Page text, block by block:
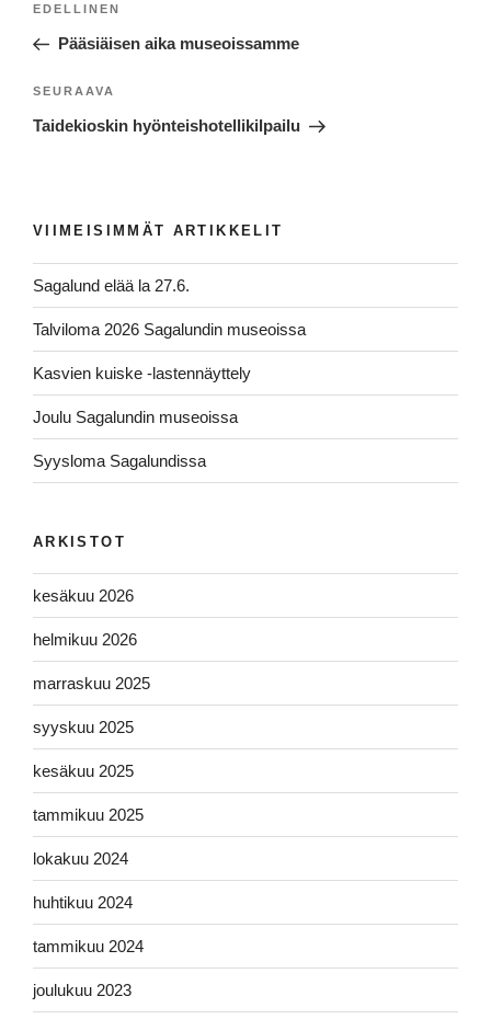
Edellinen
artikkeli
EDELLINEN
Pääsiäisen aika museoissamme
Seuraava
artikkeli
SEURAAVA
Taidekioskin hyönteishotellikilpailu
VIIMEISIMMÄT ARTIKKELIT
Sagalund elää la 27.6.
Talviloma 2026 Sagalundin museoissa
Kasvien kuiske -lastennäyttely
Joulu Sagalundin museoissa
Syysloma Sagalundissa
ARKISTOT
kesäkuu 2026
helmikuu 2026
marraskuu 2025
syyskuu 2025
kesäkuu 2025
tammikuu 2025
lokakuu 2024
huhtikuu 2024
tammikuu 2024
joulukuu 2023